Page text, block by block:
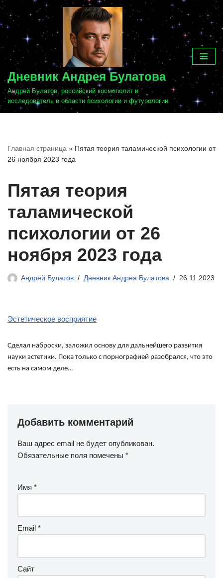
Перейти
к
содержимому
Дневник Андрея Булатова
Андрей Булатов, российский космополит и
исследователь в области психологии и футурологии
Главная страница » Пятая теория таламической психологии от
26 ноября 2023 года
Пятая теория
таламической
психологии от 26
ноября 2023 года
Андрей Булатов Дневник Андрея Булатова 26.11.2023
Эстетическое восприятие
Сделал наброски, заложил основу для дальнейшего развития
науки эстетики. Пока только с порнографией разобрался, что это
есть на самом деле…
Добавить комментарий
Ваш адрес email не будет опубликован.
Обязательные поля помечены *
Имя *
Email *
Сайт